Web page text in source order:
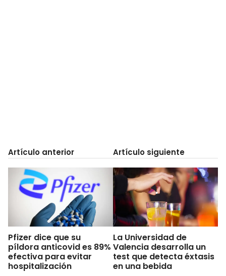
Artículo anterior
Pfizer dice que su
píldora anticovid es 89%
efectiva para evitar
hospitalización
Artículo siguiente
La Universidad de
Valencia desarrolla un
test que detecta éxtasis
en una bebida